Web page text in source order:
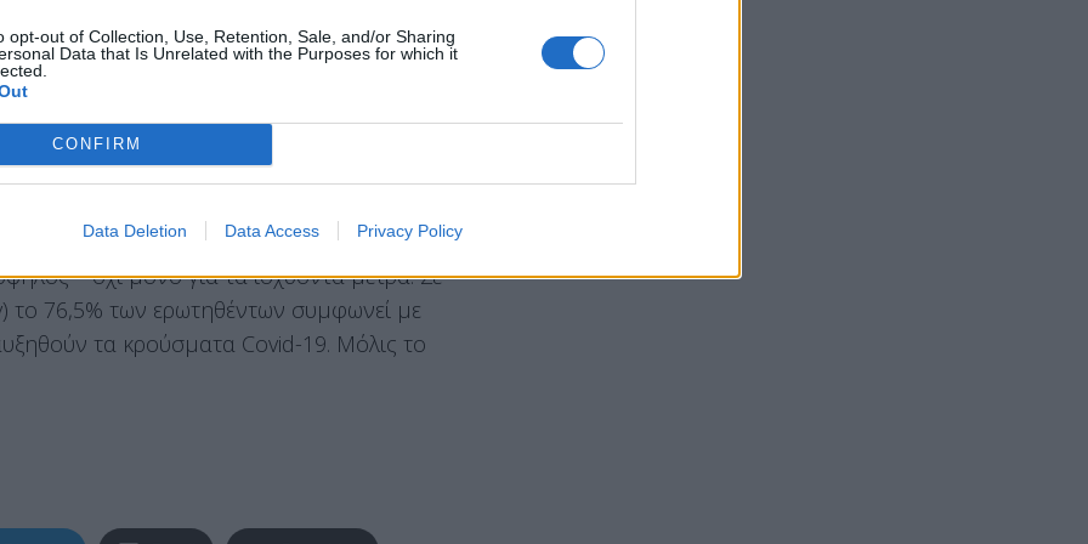
opt-out of Collection, Use, Retention, Sale, and/or Sharing
Data that Is Unrelated with the Purposes for which it
CONFIRM
Data Deletion Data Access Privacy Policy
του Βερολίνου Αντρέας Γκάιζελ.
του ακροδεξιού χώρου να διατηρήσει
κανονισμούς λόγω του κορωνοϊού.
οι διαδηλώσεις των αντιπάλων των
των πολιτών που δείχνει κατανόηση για
– όχι μόνο για τα ισχύοντα μέτρα. Σε
το 76,5% των ερωτηθέντων συμφωνεί με
τα κρούσματα Covid-19. Μόλις το